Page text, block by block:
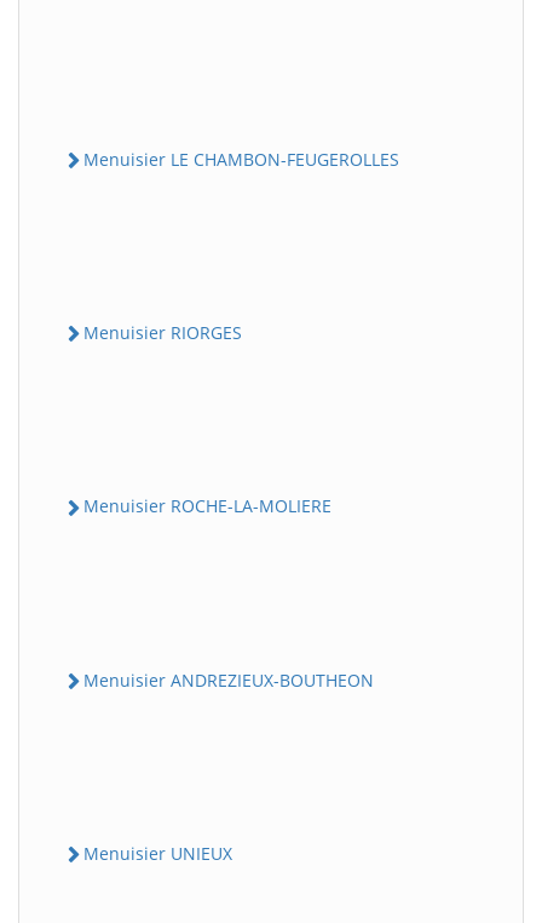
Menuisier LE CHAMBON-FEUGEROLLES
Menuisier RIORGES
Menuisier ROCHE-LA-MOLIERE
Menuisier ANDREZIEUX-BOUTHEON
Menuisier UNIEUX